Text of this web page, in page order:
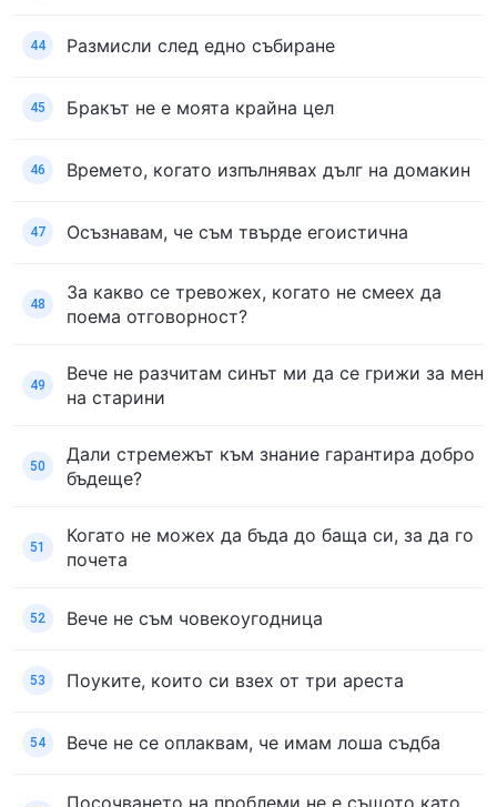
44 Размисли след едно събиране
45 Бракът не е моята крайна цел
46 Времето, когато изпълнявах дълг на домакин
47 Осъзнавам, че съм твърде егоистична
48
За какво се тревожех, когато не смеех да
поема отговорност?
49
Вече не разчитам синът ми да се грижи за мен
на старини
50
Дали стремежът към знание гарантира добро
бъдеще?
51
Когато не можех да бъда до баща си, за да го
почета
52 Вече не съм човекоугодница
53 Поуките, които си взех от три ареста
54 Вече не се оплаквам, че имам лоша съдба
Посочването на проблеми не е същото като